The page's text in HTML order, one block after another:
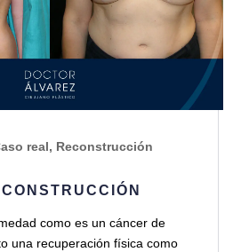
real, Reconstrucción
como es un cáncer de
una recuperación física como